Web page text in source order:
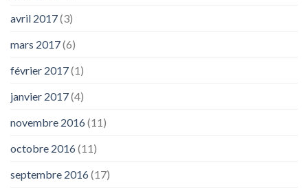
avril 2017(3)
mars 2017(6)
février 2017(1)
janvier 2017(4)
novembre 2016(11)
octobre 2016(11)
septembre 2016(17)